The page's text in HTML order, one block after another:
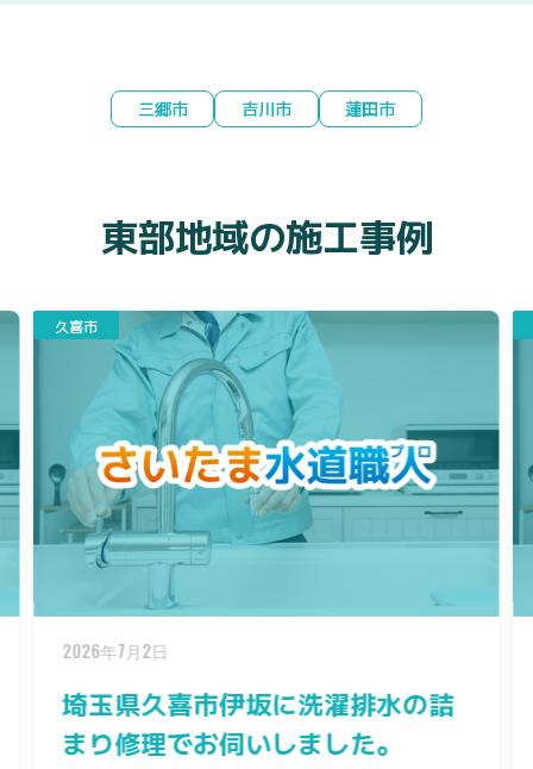
三郷市 吉川市 蓮田市
東部地域の施工事例
2026年6月16日
幸手市
埼玉県幸手市戸島にお風呂からの
水漏れで伺いました。